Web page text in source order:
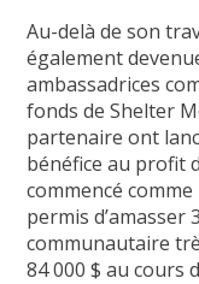
Au-delà de son
également
ambassadrices
fonds de Shelter
partenaire ont
bénéfice au profit
commencé
permis d’amasser
communautaire
84 000 $ au cours